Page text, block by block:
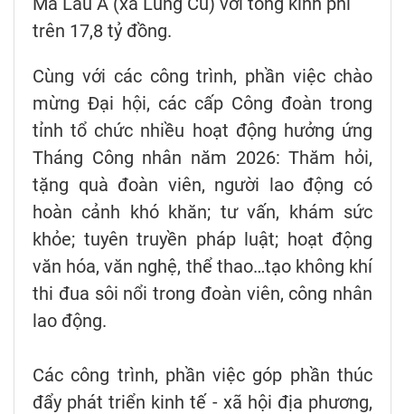
trên 17,8 tỷ đồng.
Cùng với các công trình, phần việc chào
mừng Đại hội, các cấp Công đoàn trong
tỉnh tổ chức nhiều hoạt động hưởng ứng
Tháng Công nhân năm 2026: Thăm hỏi,
tặng quà đoàn viên, người lao động có
hoàn cảnh khó khăn; tư vấn, khám sức
khỏe; tuyên truyền pháp luật; hoạt động
văn hóa, văn nghệ, thể thao…tạo không khí
thi đua sôi nổi trong đoàn viên, công nhân
lao động.
Các công trình, phần việc góp phần thúc
đẩy phát triển kinh tế - xã hội địa phương,